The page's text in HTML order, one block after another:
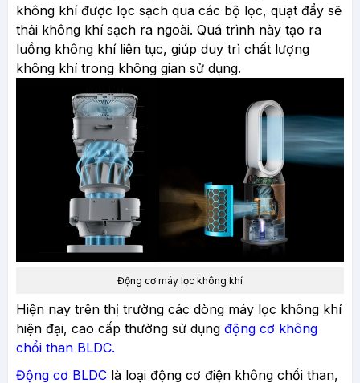
không khí được lọc sạch qua các bộ lọc, quạt đẩy sẽ
thải không khí sạch ra ngoài. Quá trình này tạo ra
luồng không khí liên tục, giúp duy trì chất lượng
không khí trong không gian sử dụng.
Động cơ máy lọc không khí
Hiện nay trên thị trường các dòng máy lọc không khí
hiện đại, cao cấp thường sử dụng động cơ không
chổi than BLDC.
Động cơ BLDC là loại động cơ điện không chổi than,